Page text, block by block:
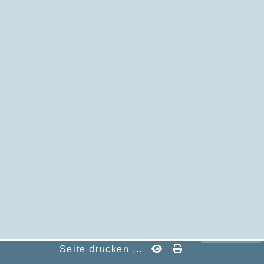
Seite drucken ...